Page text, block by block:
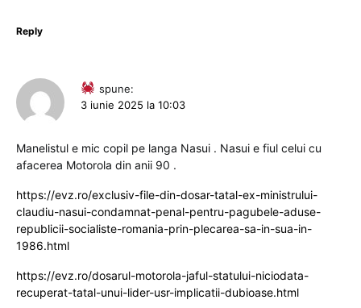
Reply
spune:
3 iunie 2025 la 10:03
Manelistul e mic copil pe langa Nasui . Nasui e fiul celui cu
afacerea Motorola din anii 90 .
https://evz.ro/exclusiv-file-din-dosar-tatal-ex-ministrului-
claudiu-nasui-condamnat-penal-pentru-pagubele-aduse-
republicii-socialiste-romania-prin-plecarea-sa-in-sua-in-
1986.html
https://evz.ro/dosarul-motorola-jaful-statului-niciodata-
recuperat-tatal-unui-lider-usr-implicatii-dubioase.html